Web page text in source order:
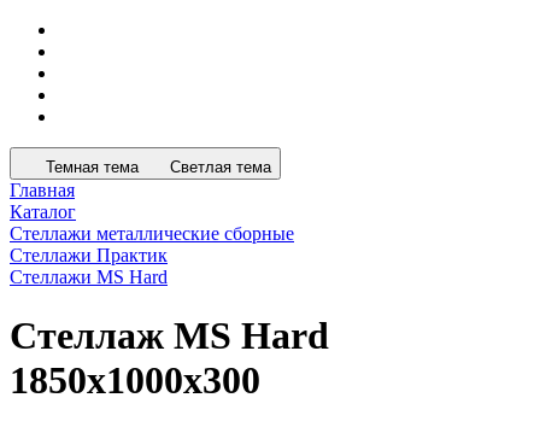
Темная тема Светлая тема
Главная
Каталог
Стеллажи металлические сборные
Стеллажи Практик
Стеллажи MS Hard
Стеллаж MS Hard
1850x1000x300